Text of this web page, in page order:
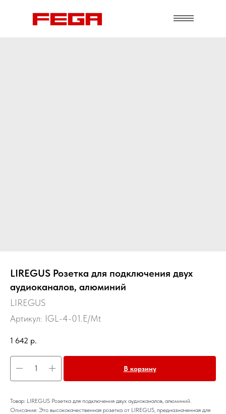
LIREGUS Розетка для подключения двух
аудиоканалов, алюминий
LIREGUS
Артикул: IGL-4-01.E/Mt
1 642 р.
В корзину
Товар: LIREGUS Розетка для подключения двух аудиоканалов, алюминий.
Описание: Это высококачественная розетка от LIREGUS, предназначенная для